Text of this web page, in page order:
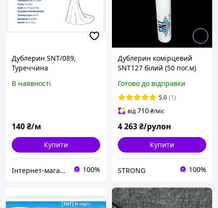
Дублерин SNT/089,
Туреччина
В наявності
140₴/м
Купити
Інтернет-магазин Будинок Тканини 100%
Дублерин комірцевий
SNT127 білий (50 пог.м)
Готово до відправки
5.0 (1)
від710₴/міс
4 263₴/рулон
Купити
STRONG 100%